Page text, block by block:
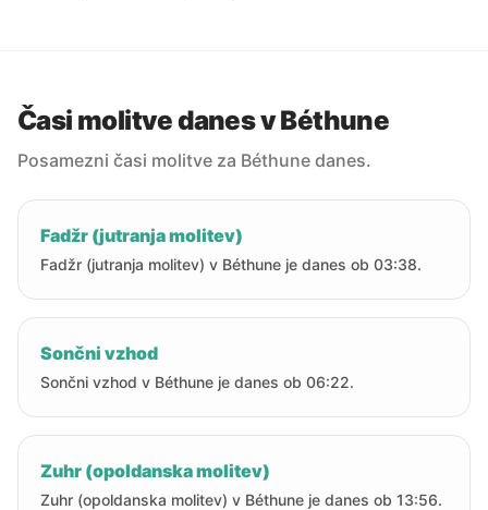
Časi molitve danes v Béthune
Posamezni časi molitve za Béthune danes.
Fadžr (jutranja molitev)
Fadžr (jutranja molitev) v Béthune je danes ob 03:38.
Sončni vzhod
Sončni vzhod v Béthune je danes ob 06:22.
Zuhr (opoldanska molitev)
Zuhr (opoldanska molitev) v Béthune je danes ob 13:56.